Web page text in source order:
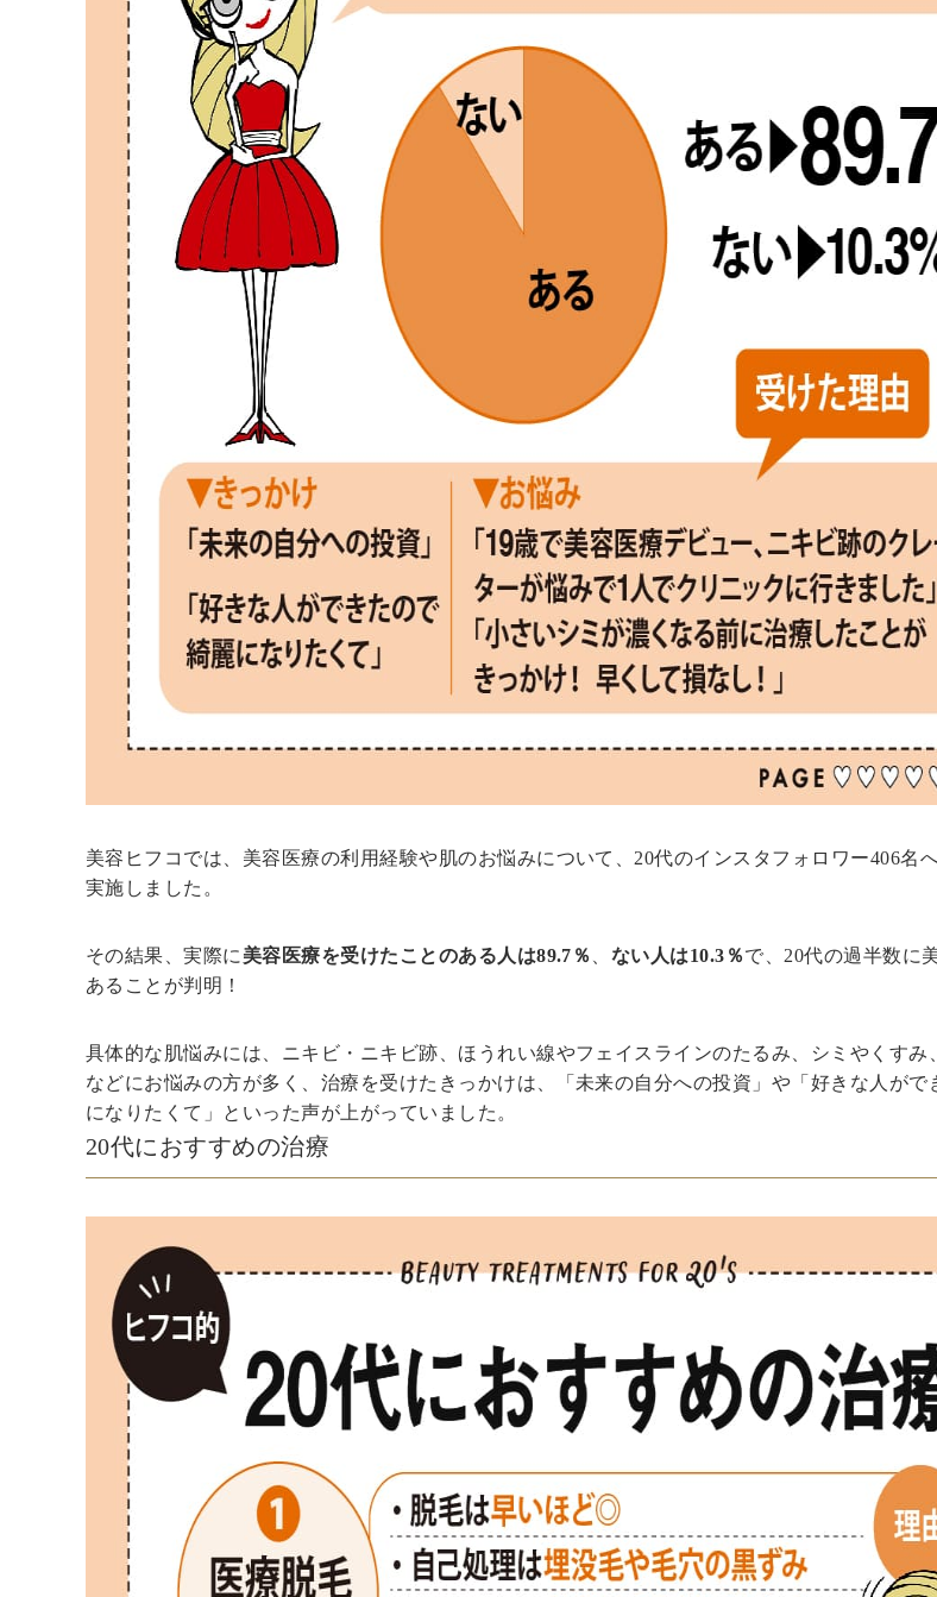
美容ヒフコでは、美容医療の利用経験や肌のお悩みについて、20代のインスタフォロワー406名
実施しました。
その結果、実際に 美容医療を受けたことのある人は89.7％ ない人は10.3％で、20代の過半数に
あることが判明！
具体的な肌悩みには、ニキビ・ニキビ跡、ほうれい線やフェイスラインのたるみ、シミやくすみ
などにお悩みの方が多く、治療を受けたきっかけは、「未来の自分への投資」や「好きな人がで
になりたくて」といった声が上がっていました。
20代におすすめの治療